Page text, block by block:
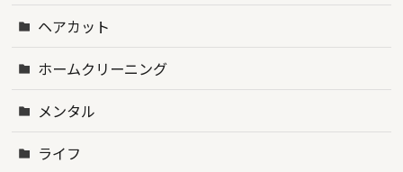
ヘアカット
ホームクリーニング
メンタル
ライフ